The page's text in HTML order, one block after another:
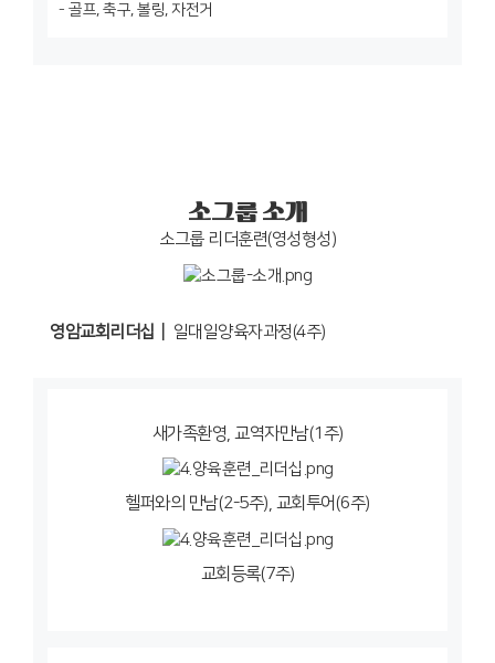
- 골프, 축구, 볼링, 자전거
소그룹 소개
소그룹 리더훈련(영성형성)
영암교회리더십┃ 일대일양육자과정(4주)
새가족환영, 교역자만남(1주)
헬퍼와의 만남(2-5주), 교회투어(6주)
교회등록(7주)